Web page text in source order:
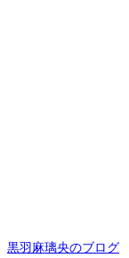
黒羽麻璃央のブログ